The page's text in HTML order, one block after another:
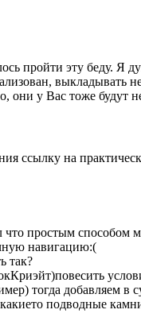
пройти эту беду. Я
выкладывать
они у Вас тоже
ссылку на
простым способом
навигацию:(
так?
тогда добавляем
подводные